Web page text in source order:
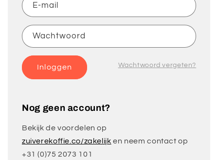
E‑mail
Wachtwoord
Wachtwoord vergeten?
Inloggen
Nog geen account?
Bekijk de voordelen op
zuiverekoffie.co/zakelijk en neem contact op
+31 (0)75 2073 101